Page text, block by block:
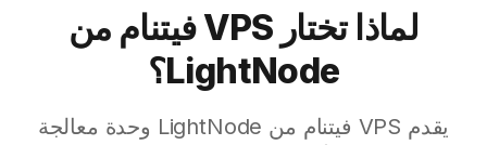
لماذا تختار VPS فيتنام من
LightNode؟
يقدم VPS فيتنام من LightNode وحدة معالجة